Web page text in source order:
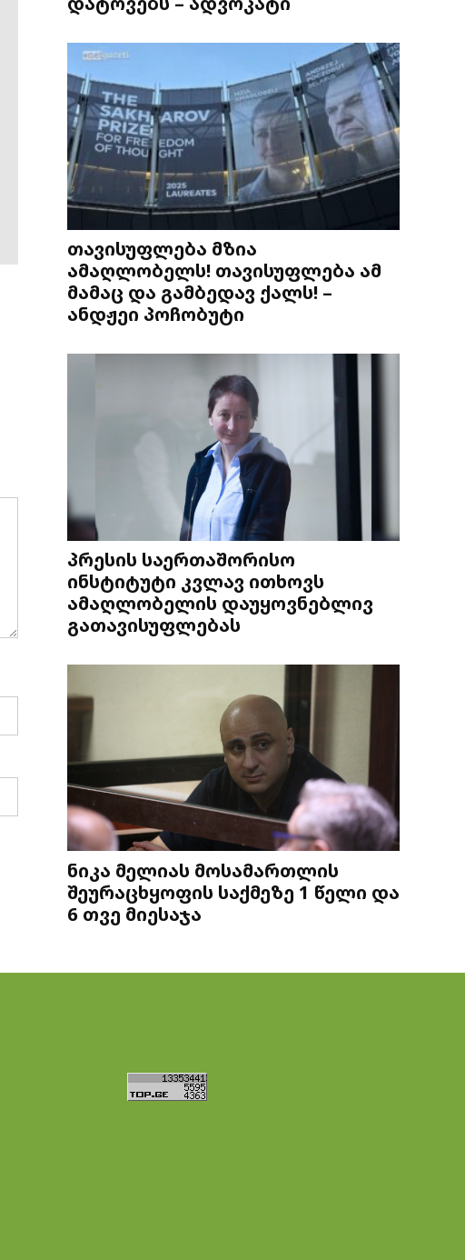
თავისუფლება მზია
ამაღლობელს! თავისუფლება ამ
მამაც და გამბედავ ქალს! –
ანდჟეი პოჩობუტი
პრესის საერთაშორისო
ინსტიტუტი კვლავ ითხოვს
ამაღლობელის დაუყოვნებლივ
გათავისუფლებას
ნიკა მელიას მოსამართლის
შეურაცხყოფის საქმეზე 1 წელი და
6 თვე მიესაჯა